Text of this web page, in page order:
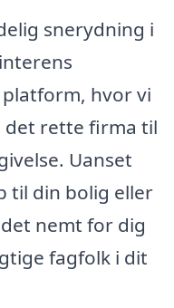
snerydning i
hvor vi
rette firma til
Uanset
til din bolig eller
nemt for dig
fagfolk i dit